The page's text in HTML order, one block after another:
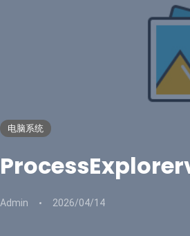
电脑系统
Admin 2026/04/14